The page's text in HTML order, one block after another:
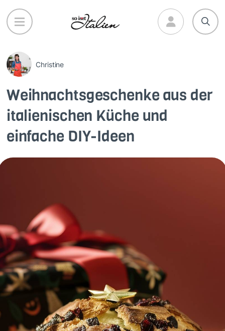
Direkt
zum
Inhalt
Christine
Weihnachtsgeschenke aus der
italienischen Küche und
einfache DIY-Ideen